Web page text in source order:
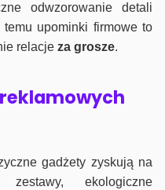
odwzorowanie detali
upominki firmowe to
relacje za grosze.
gadżety zyskują na
zestawy, ekologiczne